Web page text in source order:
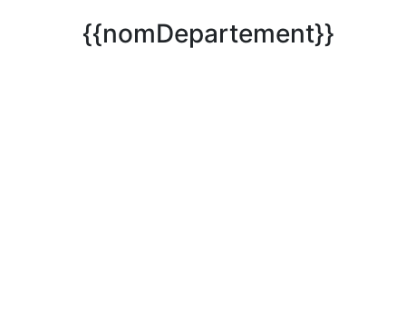
{{nomDepartement}}